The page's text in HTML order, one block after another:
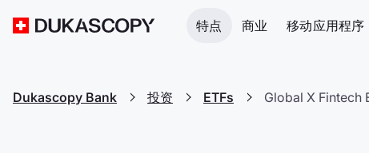
特点 商业 移动应用程序
Dukascopy Bank 投资 ETFs Global X Fintech